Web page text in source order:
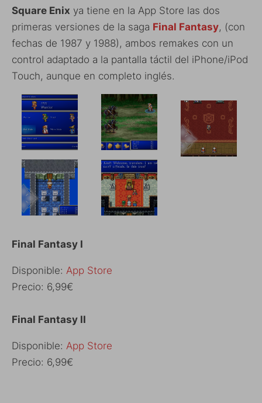
Square Enix ya tiene en la App Store las dos
primeras versiones de la saga Final Fantasy, (con
fechas de 1987 y 1988), ambos remakes con un
control adaptado a la pantalla táctil del iPhone/iPod
Touch, aunque en completo inglés.
Final Fantasy I
Disponible: App Store
Precio: 6,99€
Final Fantasy II
Disponible: App Store
Precio: 6,99€